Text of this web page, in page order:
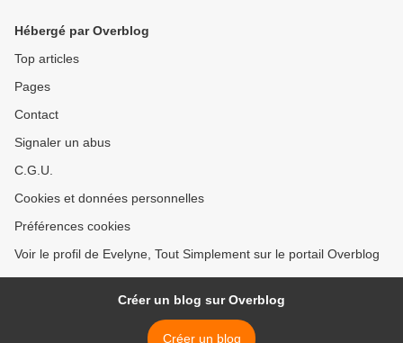
Hébergé par Overblog
Top articles
Pages
Contact
Signaler un abus
C.G.U.
Cookies et données personnelles
Préférences cookies
Voir le profil de Evelyne, Tout Simplement sur le portail Overblog
Créer un blog sur Overblog
Créer un blog